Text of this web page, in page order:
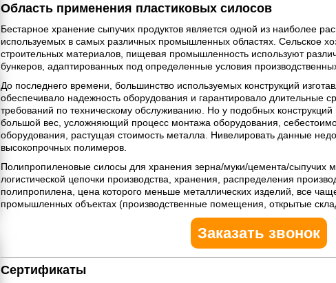
Область применения пластиковых силосов
Бестарное хранение сыпучих продуктов является одной из наиболее
используемых в самых различных промышленных областях. Сельское
строительных материалов, пищевая промышленность используют
бункеров, адаптированных под определенные условия
До последнего времени, большинство используемых конструкций
обеспечивало надежность оборудования и гарантировало длительные
требований по техническому обслуживанию. Но у подобных конструкций
большой вес, усложняющий процесс монтажа оборудования,
оборудования, растущая стоимость металла. Нивелировать данные
высокопрочных полимеров.
Полипропиленовые силосы для хранения зерна/муки/цемента/сыпучих
логистической цепочки производства, хранения, распределения
полипропилена, цена которого меньше металлических изделий, все
промышленных объектах (производственные помещения, открытые
Заказать звонок
Сертификаты